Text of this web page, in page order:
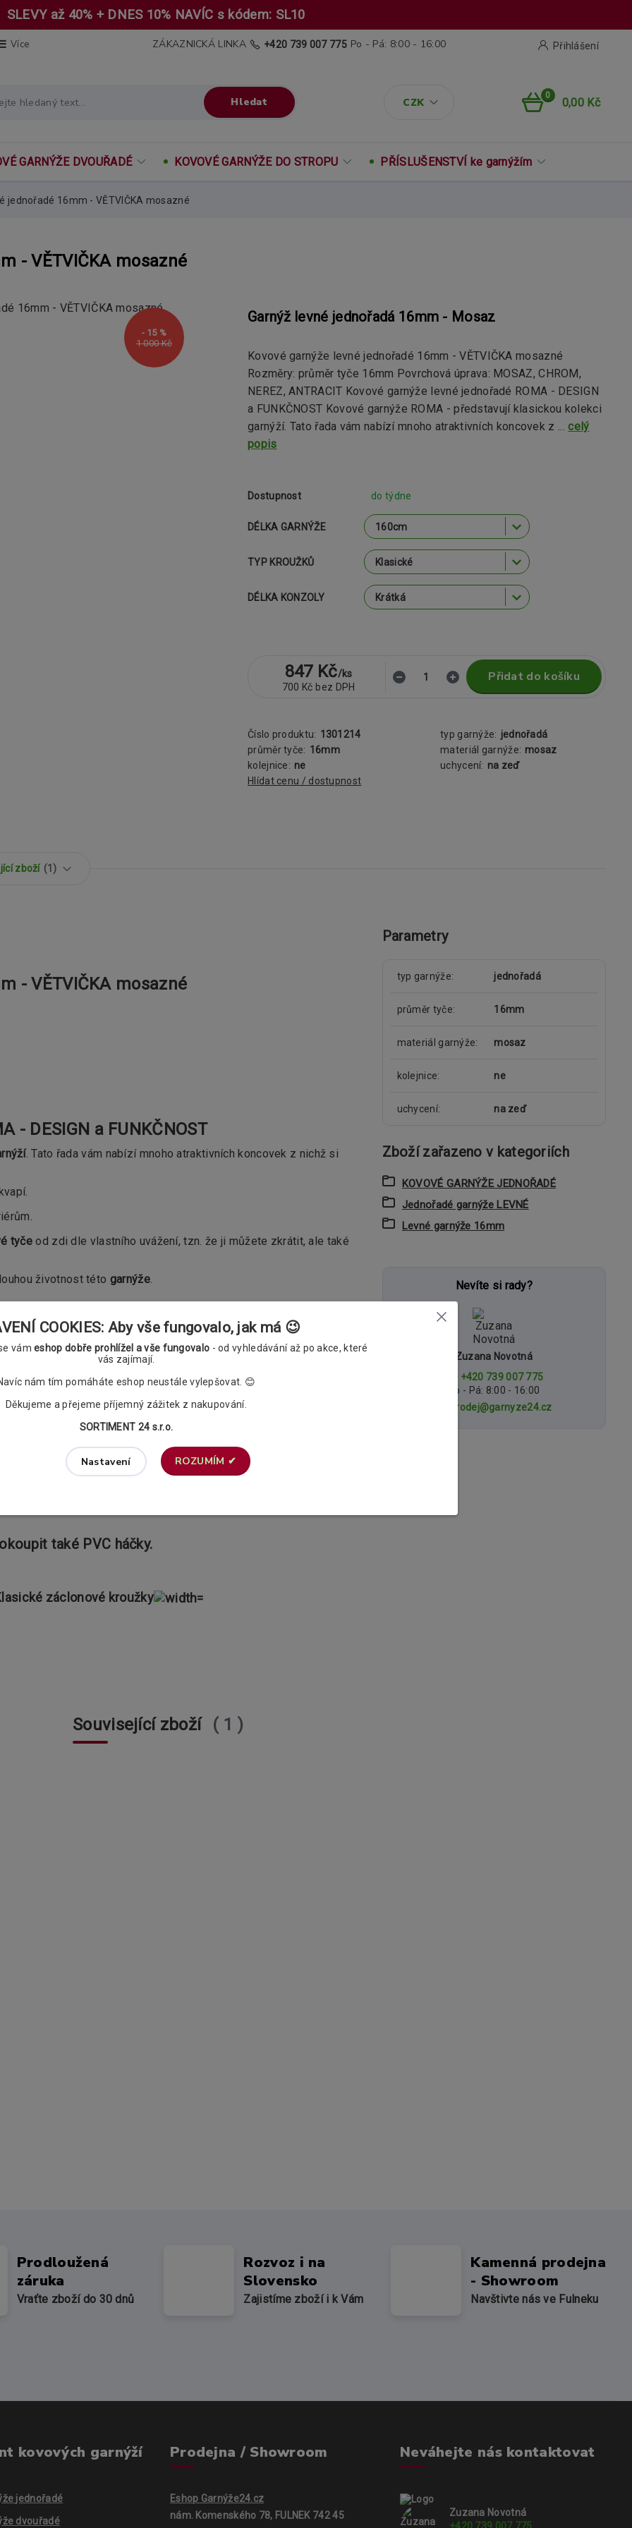
SLEVY až 40% + DNES 10% NAVÍC s kódem: SL10
Více
CZK
Přihlášení
Hledat
ZÁKAZNICKÁ LINKA +420 739 007 775 Po - Pá: 8:00 - 16:00
0
0,00 Kč
GARNÝŽE DVOUŘADÉ KOVOVÉ GARNÝŽE DO STROPU PŘÍSLUŠENSTVÍ ke garnýžím
jednořadé 16mm - VĚTVIČKA mosazné
- VĚTVIČKA mosazné
1 000 Kč
- 15 %
Garnýž levné jednořadá 16mm - Mosaz
Kovové garnýže levné jednořadé 16mm - VĚTVIČKA mosazné
Rozměry: průměr tyče 16mm Povrchová úprava: MOSAZ, CHROM,
NEREZ, ANTRACIT Kovové garnýže levné jednořadé ROMA - DESIGN
a FUNKČNOST Kovové garnýže ROMA - představují klasickou kolekci
garnýží. Tato řada vám nabízí mnoho atraktivních koncovek z ...celý
popis
Dostupnost do týdne
DÉLKA GARNÝŽE
TYP KROUŽKŮ
DÉLKA KONZOLY
847 Kč/ks
700 Kč bez DPH
Přidat do košíku
Číslo produktu: 1301214 typ garnýže: jednořadá
průměr tyče: 16mm materiál garnýže: mosaz
kolejnice: ne uchycení: na zeď
Hlídat cenu / dostupnost
zboží 1
- VĚTVIČKA mosazné
- DESIGN a FUNKČNOST
. Tato řada vám nabízí mnoho atraktivních koncovek z nichž si
tyče od zdi dle vlastního uvážení, tzn. že ji můžete zkrátit, ale také
životnost této garnýže.
tyče o stěny je 12,5cm. Konzolyse přichycují do zdi pomocí tří
16mm a to včetně příslušných spojek.
také PVC háčky.
záclonové kroužky
Parametry
typ garnýže jednořadá
průměr tyče 16mm
materiál garnýže mosaz
kolejnice ne
uchycení na zeď
Zboží zařazeno v kategoriích
KOVOVÉ GARNÝŽE JEDNOŘADÉ
Jednořadé garnýže LEVNÉ
Levné garnýže 16mm
Nevíte si rady?
Zuzana Novotná
+420 739 007 775
Po - Pá: 8:00 - 16:00
prodej@garnyze24.cz
Související zboží 1
Prodloužená
záruka
Vraťte zboží do 30 dnů
Rozvoz i na
Slovensko
Zajistíme zboží i k Vám
Kamenná prodejna
- Showroom
Navštivte nás ve Fulneku
kovových garnýží
jednořadé
dvouřadé
Prodejna / Showroom
Eshop Garnýže24.cz
nám. Komenského 78, FULNEK 742 45
Neváhejte nás kontaktovat
Zuzana Novotná
+420 739 007 775
COOKIES: Aby vše fungovalo, jak má 😉
vámeshop dobře prohlížel a vše fungovalo - od vyhledávání až po akce, které
vás zajímají.
nám tím pomáháte eshop neustále vylepšovat. 😊
Děkujeme a přejeme příjemný zážitek z nakupování.
SORTIMENT 24 s.r.o.
Nastavení ROZUMÍM ✔